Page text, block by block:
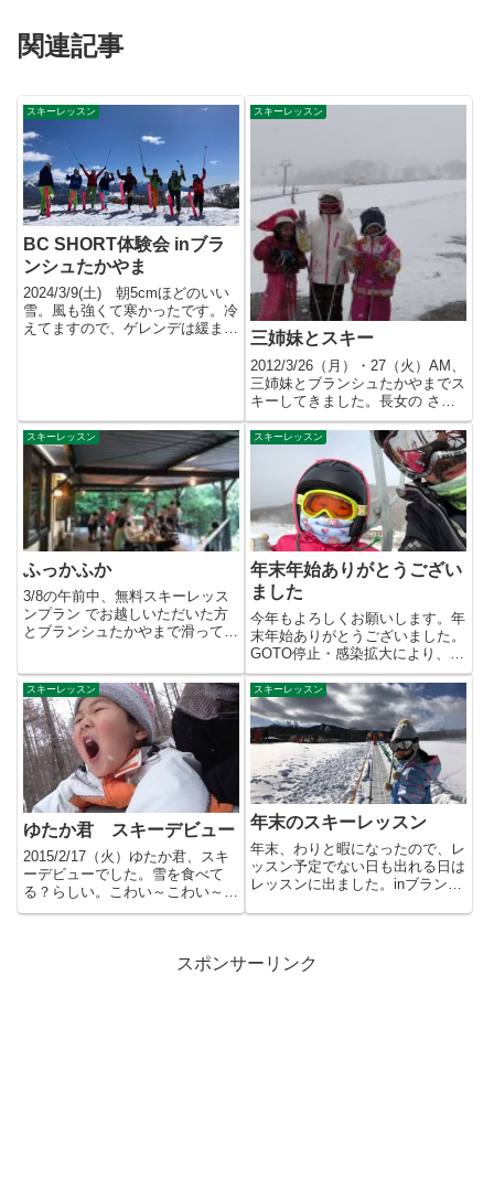
関連記事
スキーレッスン
BC SHORT体験会 inブラ
ンシュたかやま
2024/3/9(土) 朝5cmほどのいい
雪。風も強くて寒かったです。冷
えてますので、ゲレンデは緩まず
スキーレッスン
三姉妹とスキー
2012/3/26（月）・27（火）AM、
三姉妹とブランシュたかやまでス
キーしてきました。長女の さく
らちゃん は、スキ...
スキーレッスン
ふっかふか
3/8の午前中、無料スキーレッス
ンプラン でお越しいただいた方
とブランシュたかやまで滑ってき
スキーレッスン
年末年始ありがとうござい
ました
今年もよろしくお願いします。年
末年始ありがとうございました。
GOTO停止・感染拡大により、断
念した方、割引なしでもお越し...
スキーレッスン
ゆたか君 スキーデビュー
2015/2/17（火）ゆたか君、スキ
ーデビューでした。雪を食べて
る？らしい。こわい～こわい～
で、なかなか足を広げる事が...
スキーレッスン
年末のスキーレッスン
年末、わりと暇になったので、レ
ッスン予定でない日も出れる日は
レッスンに出ました。inブランシ
スポンサーリンク